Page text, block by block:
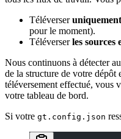
Téléverser
pour le moment).
Téléverserles sources
Nous continuons à détecter
de la structure de votre
téléversement effectué, vous
votre tableau de bord.
Si votre gt.config.json